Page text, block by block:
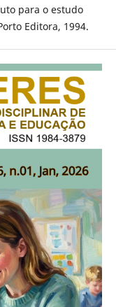
para o estudo
Editora, 1994.